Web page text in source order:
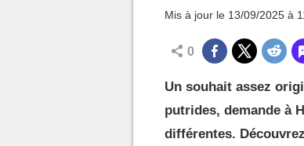
Mis à jour le 13/09/2025 à
0
Un souhait assez
putrides, demande à
différentes.